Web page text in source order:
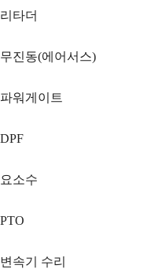
리타더
무진동(에어서스)
파워게이트
DPF
요소수
PTO
변속기 수리